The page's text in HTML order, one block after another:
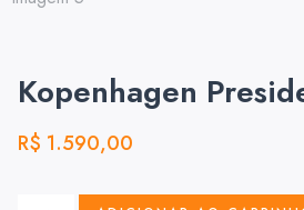
Kopenhagen
R$ 1.590,00